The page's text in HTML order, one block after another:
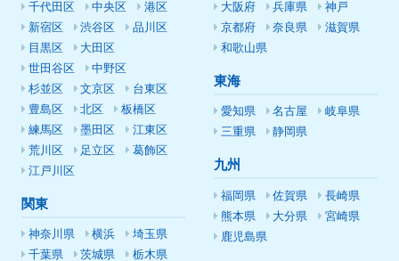
千代田区 中央区
港区
新宿区
渋谷区
品川区
目黒区
大田区
世田谷区
中野区
杉並区
文京区
台東区
豊島区
北区
板橋区
練馬区
墨田区
江東区
荒川区
足立区
葛飾区
江戸川区
関東
神奈川県 横浜
埼玉県
千葉県
茨城県
栃木県
大阪府 兵庫県
神戸
京都府
奈良県
滋賀県
和歌山県
東海
愛知県 名古屋
岐阜県
三重県
静岡県
九州
福岡県 佐賀県
長崎県
熊本県
大分県
宮崎県
鹿児島県